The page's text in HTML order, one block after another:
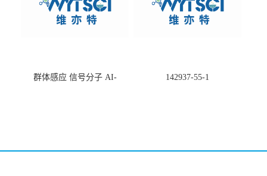
群体感应 信号分子 AI-
142937-55-1